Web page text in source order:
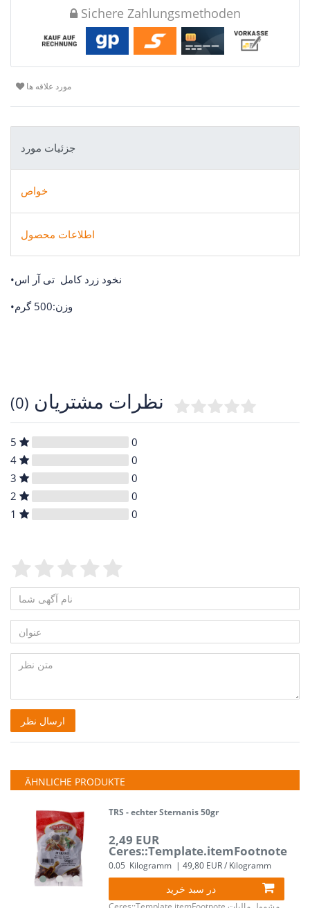
Sichere Zahlungsmethoden
مورد علاقه ها
جزئیات مورد
خواص
اطلاعات محصول
•نخود زرد کامل تی آر اس
•وزن:500 گرم
نظرات مشتریان (0)
5
0
4
0
3
0
2
0
1
0
Feedback::Feedback.feedbackTextLegend
نام
آگهی
شما
Feedback::Feedback.honeypotLabel
عنوان
متن
نظرارسال نظر
ÄHNLICHE PRODUKTE
TRS - echter Sternanis 50gr
2,49 EUR
Ceres::Template.itemFootnote
0.05 Kilogramm | 49,80 EUR / Kilogramm
در سبد خرید